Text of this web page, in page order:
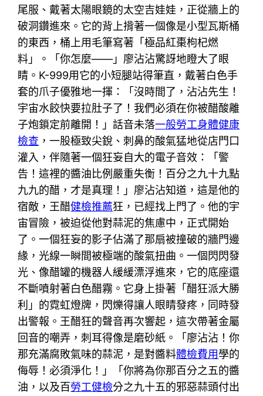
尾服、戴著太陽眼鏡的太空吉娃娃，正從牆上的
破洞鑽進來。它的背上揹著一個像是小型瓦斯桶
的東西，桶上用毛筆寫著「極品紅棗枸杞燃
料」。「你怎麼——」廖沾沾驚訝地瞪大了眼
睛。K-999用它的小短腿站得筆直，戴著白色手
套的爪子優雅地一揮：「沒時間了，沾沾先生！
宇宙水餃快要拉肚子了！我們必須在你被醋酸離
子炮鎖定前離開！」話音未落一般勞工身體健康
檢查 ，一股極致尖銳、刺鼻的酸氣猛地從店門口
灌入，伴隨著一個狂妄自大的電子音效：「警
告！這裡的醬油比例嚴重失衡！百分之九十九點
九九的醋，才是真理！」廖沾沾知道，這是他的
宿敵，王醋健檢推薦狂，已經找上門了。他的宇
宙冒險，被迫從他對蒜泥的焦慮中，正式開始
了。一個狂妄的影子佔滿了那扇被撞破的牆門邊
緣，光線一瞬間被極端的酸氣扭曲。一個閃閃發
光、像醋罐的機器人緩緩漂浮進來，它的底座還
不斷噴射著白色醋霧。它身上掛著「醋狂派大勝
利」的霓虹燈牌，閃爍得讓人眼睛發疼，同時發
出警報。王醋狂的聲音再次響起，這次帶著金屬
回音的嘲弄，刺耳得像是磨砂紙。「廖沾沾！你
那充滿腐敗氣味的蒜泥，是對醬料體檢費用學的
侮辱！必須淨化！」「你將為你那百分之五的醬
油，以及百勞工健檢分之九十五的邪惡蒜頭付出